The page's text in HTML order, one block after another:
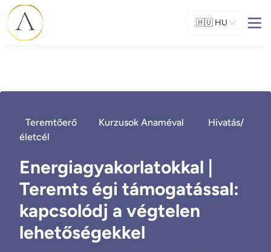
🇭🇺 HU
Teremtőerő Kurzusok Anaméval
Hivatás/
életcél
Energiagyakorlatokkal |
Teremts égi támogatással:
kapcsolódj a végtelen
lehetőségekkel